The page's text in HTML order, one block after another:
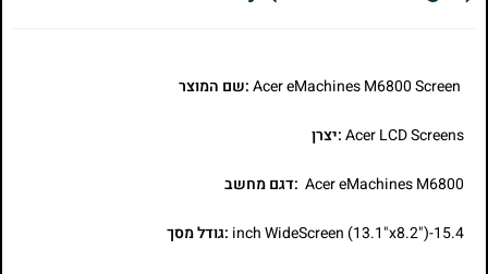
:שם המוצר
Acer LCD Screens:יצרן
Acer eMachines M6800 :דגם מחשב
15.4-inch WideScreen (13.1"x8.2") :גודל מסך